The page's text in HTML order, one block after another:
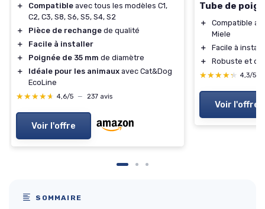
＋ Compatible avec tous les modèles C1,
C2, C3, S8, S6, S5, S4, S2
＋
Pièce de rechange de qualité
＋
Facile à installer
＋
Poignée de 35 mm de diamètre
＋
Idéale pour les animaux avec Cat&Dog
EcoLine
★★★★★
★★★★★ 4,6/5 — 237 avis
Voir l'offre
Tube de
＋
Compatible
Miele
＋
Facile à
＋
Robuste et
★★★★★
★★★★★ 4,3/5
Voir l'offre
SOMMAIRE